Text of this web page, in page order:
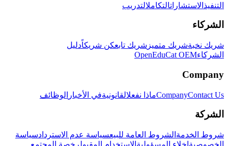
التنفيذ الاستشاراتالتكاملالتدريب
الشركاء
شريك نخبةشريك متميز شريك تابعكن شريكاًدليل
الشركاءOpenEduCat OEM
Company
CompanyContact Us ماذا نفعلالقانونيةفي الأخبار الوظائف
الشركة
شروط الخدمة الشروط العامة للبيعسياسة عدم الاستردادسياسة
الخصوصية إخلاء المسؤولية الاستخدام المقبول رخصة المجتمع